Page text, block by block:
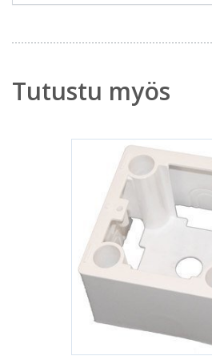
Tutustu myös